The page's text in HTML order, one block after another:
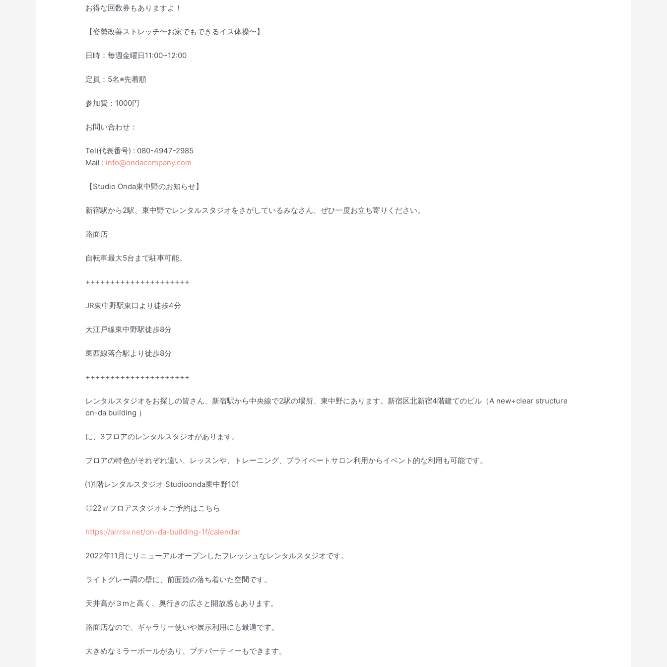
お得な回数券もありますよ！
【姿勢改善ストレッチ〜お家でもできるイス体操〜】
日時：毎週金曜日11:00~12:00
定員：5名※先着順
参加費：1000円
お問い合わせ：
Tel(代表番号) : 080-4947-2985
Mail : info@ondacompany.com
【Studio Onda東中野のお知らせ】
新宿駅から2駅、東中野でレンタルスタジオをさがしているみなさん、ぜひ一度お立ち寄りください。
路面店
自転車最大5台まで駐車可能。
+++++++++++++++++++++
JR東中野駅東口より徒歩4分
大江戸線東中野駅徒歩8分
東西線落合駅より徒歩8分
+++++++++++++++++++++
レンタルスタジオをお探しの皆さん、新宿駅から中央線で2駅の場所、東中野にあります。新宿区北新宿4階建てのビル（A new+clear structure
on-da building ）
に、3フロアのレンタルスタジオがあります。
フロアの特色がそれぞれ違い、レッスンや、トレーニング、プライベートサロン利用からイベント的な利用も可能です。
⑴1階レンタルスタジオ Studioonda東中野101
◎22㎡フロアスタジオ↓ご予約はこちら
https://airrsv.net/on-da-building-1f/calendar
2022年11月にリニューアルオープンしたフレッシュなレンタルスタジオです。
ライトグレー調の壁に、前面鏡の落ち着いた空間です。
天井高が３mと高く、奥行きの広さと開放感もあります。
路面店なので、ギャラリー使いや展示利用にも最適です。
大きめなミラーボールがあり、プチパーティーもできます。